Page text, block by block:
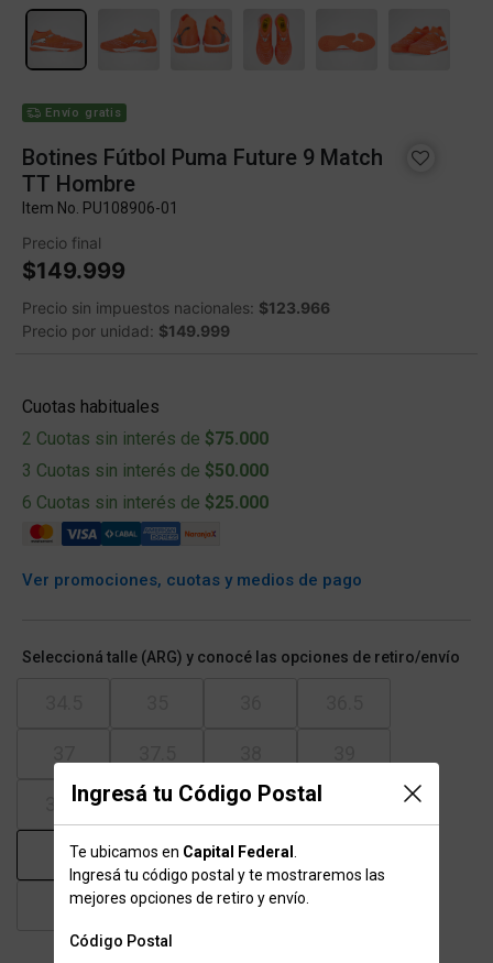
Ingresá tu Código Postal
Te ubicamos en Capital Federal
Ingresá tu código postal y te mostraremos las
mejores opciones de retiro y envío.
Código Postal
Envío gratis
Botines Fútbol Puma Future 9 Match
TT Hombre
Item No. PU108906-01
Precio final
$149.999
Precio sin impuestos nacionales: $123.966
Precio por unidad: $149.999
Cuotas habituales
2 Cuotas sin interés de $75.000
3 Cuotas sin interés de $50.000
6 Cuotas sin interés de $25.000
Ver promociones, cuotas y medios de pago
Seleccioná talle (ARG) y conocé las opciones de retiro/envío
39.5 40 41
42 43 43.5
45 45.5 46